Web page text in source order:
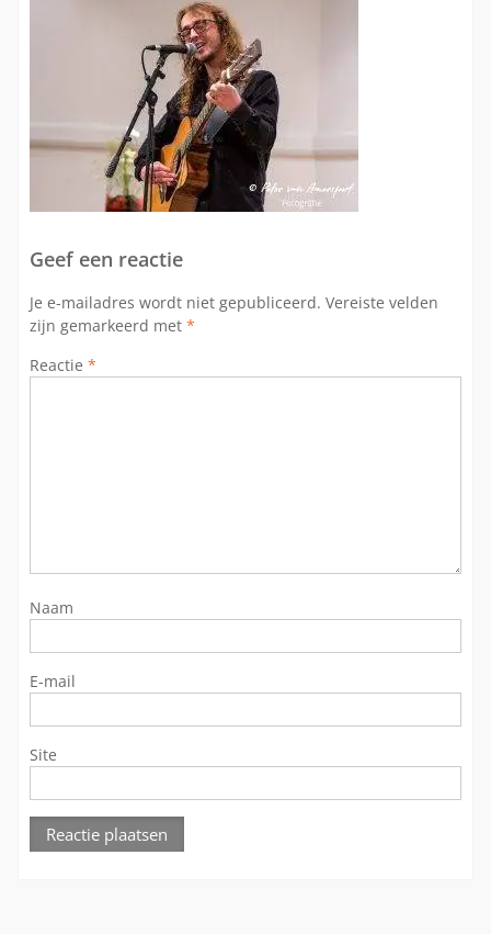
Geef een reactie
Je e-mailadres wordt niet gepubliceerd. Vereiste velden
zijn gemarkeerd met *
Reactie *
Naam
E-mail
Site